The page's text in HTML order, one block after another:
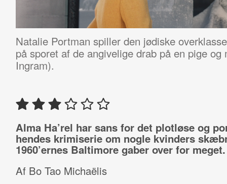
Natalie Portman spiller den jødiske
på sporet af de angivelige drab på en pige
Ingram).
Alma Ha’rel har sans for det plotløse og
hendes krimiserie om nogle kvinders
1960’ernes Baltimore gaber over for meget.
Af Bo Tao Michaëlis